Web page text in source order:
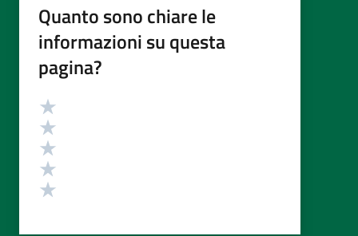
Quanto sono chiare le
informazioni su questa
pagina?
Valutazione